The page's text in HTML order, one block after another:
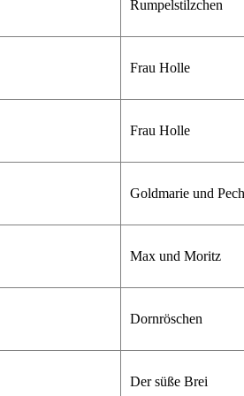
Rumpelstilzchen
Frau Holle
Frau Holle
Goldmarie und
Max und Moritz
Dornröschen
Der süße Brei